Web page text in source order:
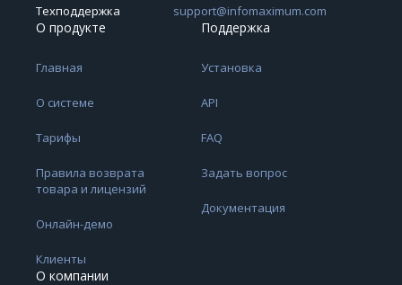
Техподдержка support@infomaximum.com
О продукте
Главная
О системе
Тарифы
Правила возврата
товара и лицензий
Онлайн-демо
Клиенты
Поддержка
Установка
API
FAQ
Задать вопрос
Документация
О компании